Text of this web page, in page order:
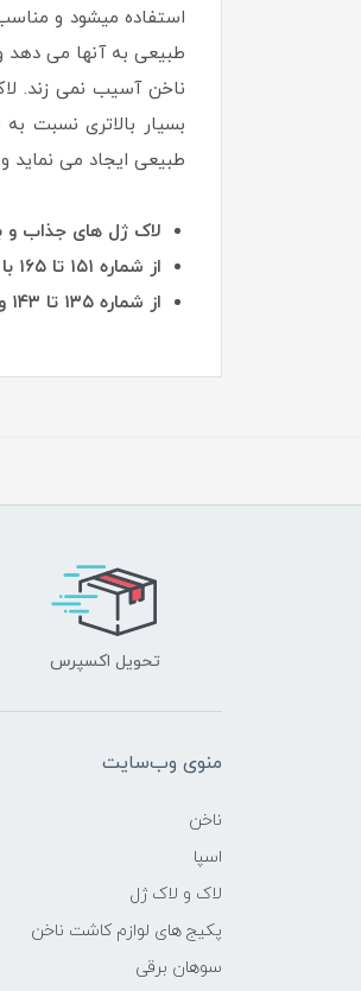
استفاده میشود و
طبیعی به آنها می دهد
ناخن آسیب نمی زند.
بسیار بالاتری نسبت
طبیعی ایجاد می نماید
لاک ژل های جذاب و با کیفیت ۱۵ میل اوتی در رنگبندی متنوع از شماره
از شماره ۱۵۱ تا ۱۶۵ با قیمت ساده
از شماره ۱۳۵ تا ۱۴۳ و از شماره ۱۴۴ تا ۱۵۰ با قیمت های دیگر به فروش میرسد
تحویل اکسپرس
منوی وب‌سایت
ناخن
اسپا
لاک و لاک ژل
پکیج های لوازم کاشت ناخن
سوهان برقی